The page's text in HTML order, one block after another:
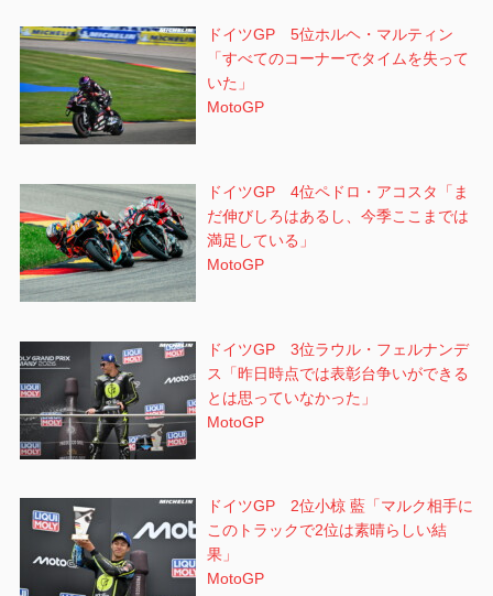
ドイツGP 5位ホルヘ・マルティン
「すべてのコーナーでタイムを失って
いた」
MotoGP
ドイツGP 4位ペドロ・アコスタ「ま
だ伸びしろはあるし、今季ここまでは
満足している」
MotoGP
ドイツGP 3位ラウル・フェルナンデ
ス「昨日時点では表彰台争いができる
とは思っていなかった」
MotoGP
ドイツGP 2位小椋 藍「マルク相手に
このトラックで2位は素晴らしい結
果」
MotoGP